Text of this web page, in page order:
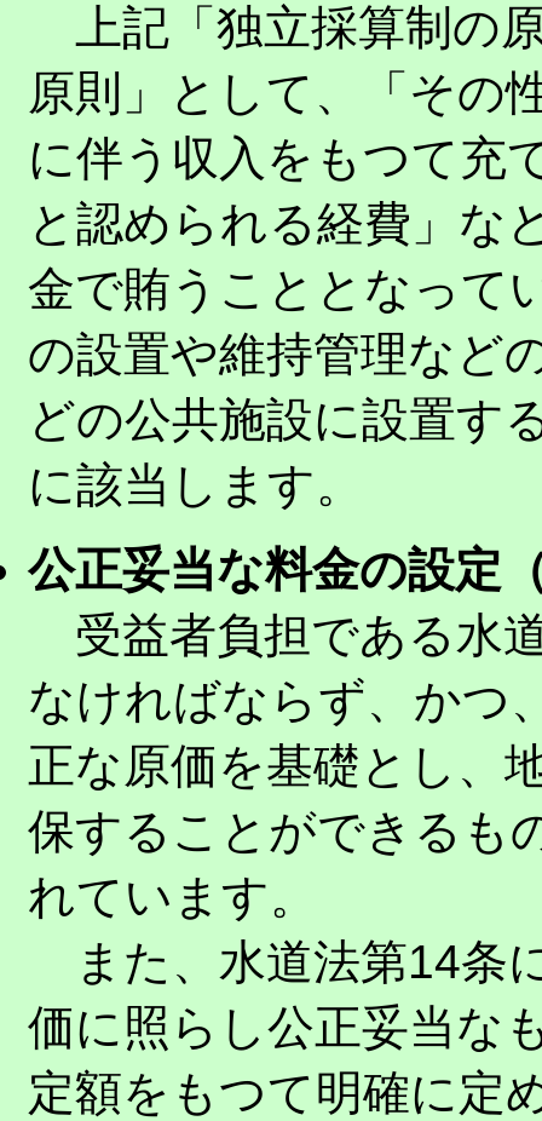
上記「独立採算制の
原則」として、「その
に伴う収入をもつて充
と認められる経費」な
金で賄うこととなって
の設置や維持管理など
どの公共施設に設置す
に該当します。
公正妥当な料金の設定
受益者負担である水
なければならず、かつ
正な原価を基礎とし、
保することができるも
れています。
また、水道法第14条
価に照らし公正妥当な
定額をもつて明確に定